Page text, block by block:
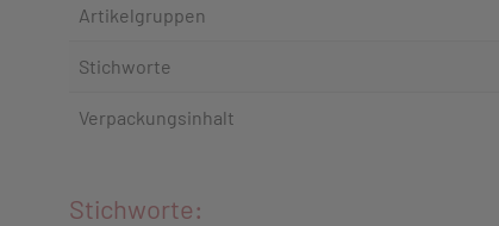
Artikelgruppen
Stichworte
Verpackungsinhalt
Stichworte: